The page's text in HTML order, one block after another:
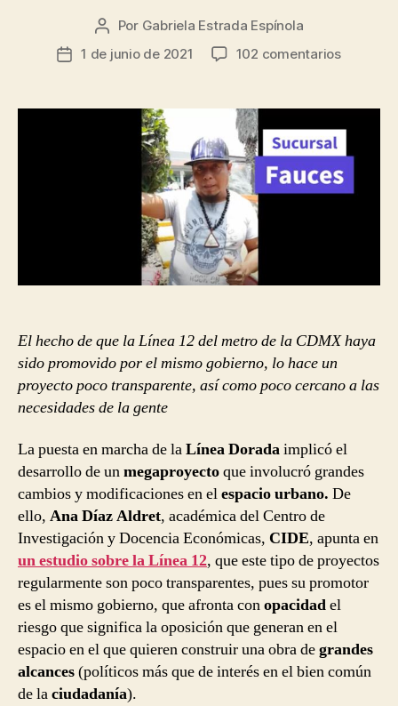
Autor
de
la
Por Gabriela Estrada Espínola
Fecha
entrada
1 de junio de 2021 102 comentariosen
12,
un
poco
la
El hecho de que la Línea 12 del metro de la CDMX haya
sido promovido por el mismo gobierno, lo hace un
proyecto poco transparente, así como poco cercano a las
necesidades de la gente
La puesta en marcha de laLínea Doradaimplicó el
desarrollo de unmegaproyectoque involucró grandes
cambios y modificaciones en elespacio urbano. De
ello, Ana Díaz Aldret, académica del Centro de
Investigación y Docencia Económicas, CIDE, apunta en
un estudio sobre la Línea 12, que este tipo de proyectos
regularmente son poco transparentes, pues su promotor
es el mismo gobierno, que afronta conopacidadel
riesgo que significa la oposición que generan en el
espacio en el que quieren construir una obra degrandes
alcances(políticos más que de interés en el bien común
de laciudadanía).